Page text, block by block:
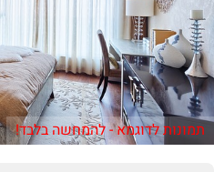
תמונות לדוגמא - להמחשה בלבד!